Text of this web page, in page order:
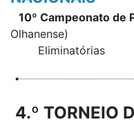
10º Campeonato de
Olhanense)
Eliminatórias
4.º TORNEIO